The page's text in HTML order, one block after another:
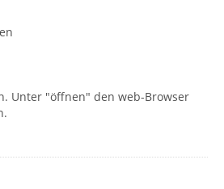
Unter "öffnen" den web-Browser